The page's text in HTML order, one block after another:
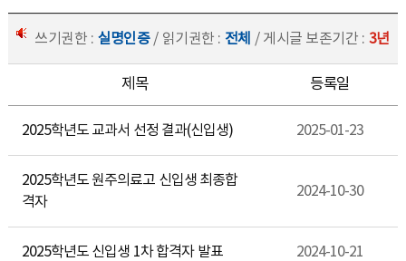
쓰기권한 : 실명인증/ 읽기권한 : 전체 / 게시글 보존기간 : 3년
제목 등록일
2025학년도 교과서 선정 결과(신입생) 2025-01-23
2025학년도 원주의료고 신입생 최종합
격자
2024-10-30
2025학년도 신입생 1차 합격자 발표 2024-10-21